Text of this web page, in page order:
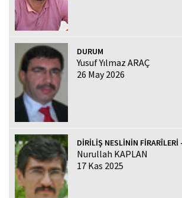
DURUM
Yusuf Yılmaz ARAÇ
26 May 2026
DİRİLİŞ NESLİNİN
Nurullah KAPLAN
17 Kas 2025